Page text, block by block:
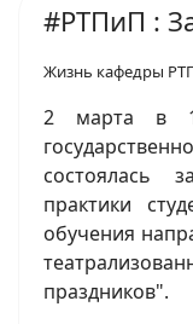
#РТПиП :
Жизнь кафедры
2 марта в
состоялась
практики
обучения
праздников".